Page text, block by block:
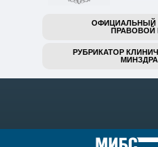
ОФИЦИАЛЬНЫЙ
ПРАВОВОЙ
РУБРИКАТОР